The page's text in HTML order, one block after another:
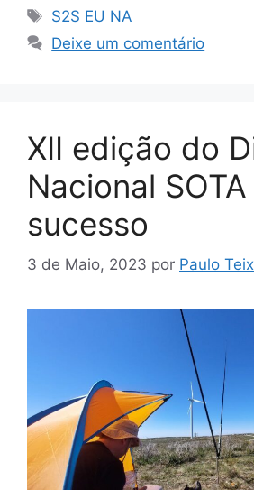
Etiquetas
S2S EU NA
Deixe um comentário
XII edição do
Nacional
sucesso
3 de Maio, 2023 por Paulo